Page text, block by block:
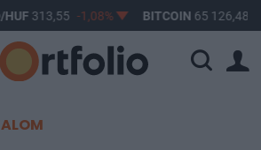
HUF 313,55 -1,08% BITCOIN 65 126,48